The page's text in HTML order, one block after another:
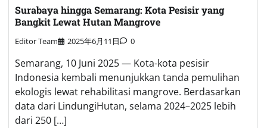
Surabaya hingga Semarang: Kota Pesisir yang
Bangkit Lewat Hutan Mangrove
Editor Team 2025年6月11日 0
Semarang, 10 Juni 2025 — Kota-kota pesisir
Indonesia kembali menunjukkan tanda pemulihan
ekologis lewat rehabilitasi mangrove. Berdasarkan
data dari LindungiHutan, selama 2024–2025 lebih
dari 250 […]